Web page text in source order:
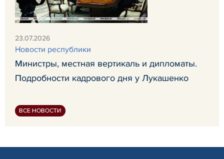
23.07.2026
Новости республики
Министры, местная вертикаль и дипломаты.
Подробности кадрового дня у Лукашенко
ВСЕ НОВОСТИ